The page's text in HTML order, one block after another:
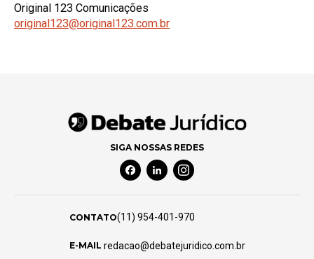
Original 123 Comunicações
original123@original123.com.br
SIGA NOSSAS REDES
Facebook Social Media
Linkedin Social Media
Instagram Social Media
CONTATO(11) 954-401-970
E-MAIL redacao@debatejuridico.com.br